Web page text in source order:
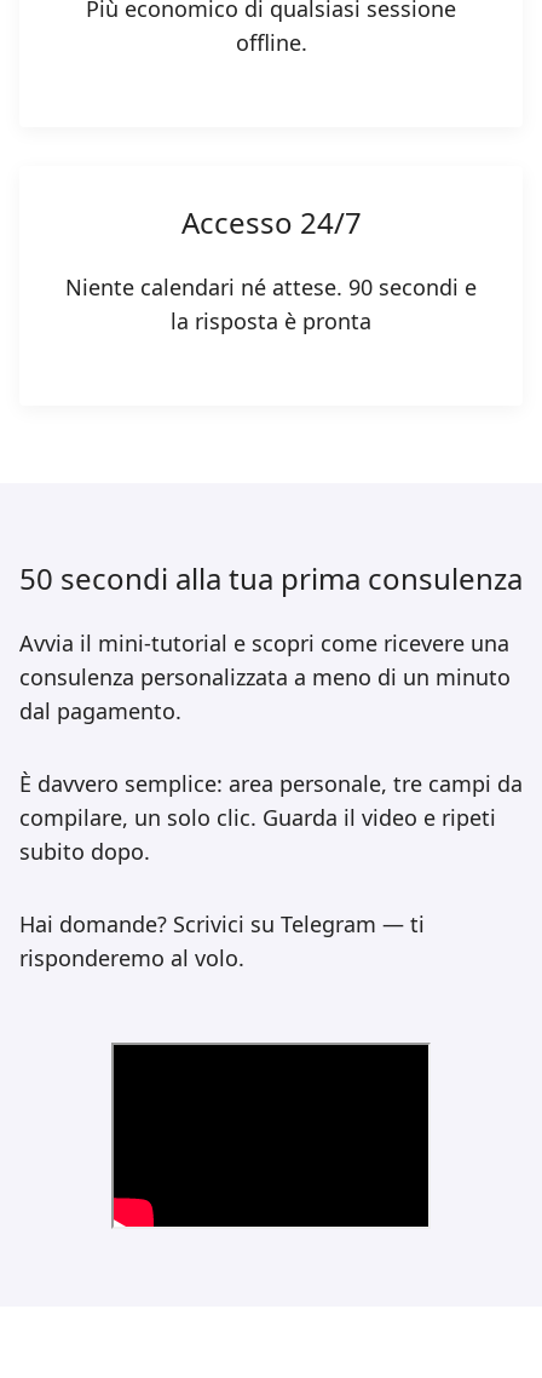
Più economico di qualsiasi sessione
offline.
Accesso 24/7
Niente calendari né attese. 90 secondi e
la risposta è pronta
50 secondi alla tua prima consulenza
Avvia il mini-tutorial e scopri come ricevere una
consulenza personalizzata a meno di un minuto
dal pagamento.
È davvero semplice: area personale, tre campi da
compilare, un solo clic. Guarda il video e ripeti
subito dopo.
Hai domande? Scrivici su Telegram — ti
risponderemo al volo.